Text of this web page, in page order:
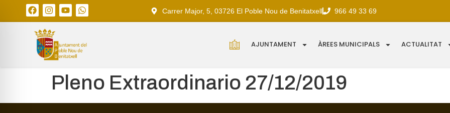
Carrer Major, 5, 03726 El Poble Nou de Benitatxell 966 49 33 69
AJUNTAMENT ÀREES MUNICIPALS ACTUALITAT
Pleno Extraordinario 27/12/2019